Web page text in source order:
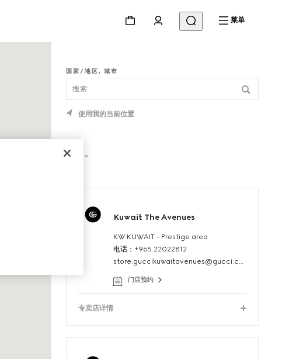
菜单
国家/地区, 城市
使用我的当前位置
筛选
Kuwait The Avenues
KW KUWAIT - Prestige area
电话：+965 22022812
store.guccikuwaitavenues@gucci.com
门店预约
专卖店详情